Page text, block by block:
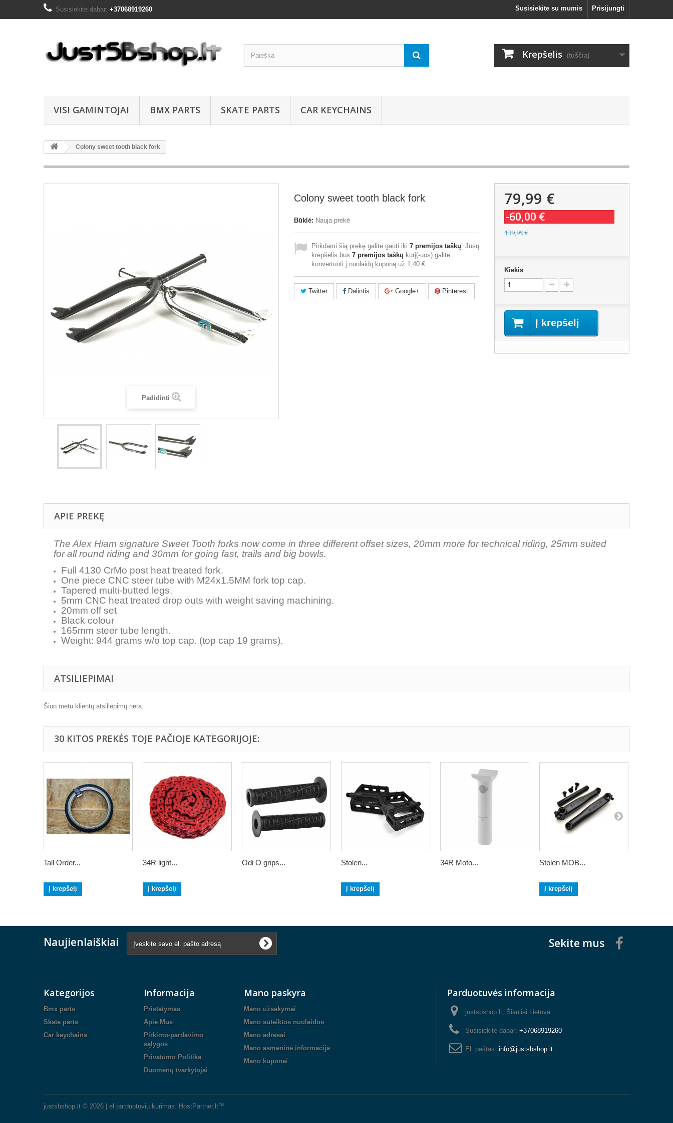
Prisijungti
Susisiekite su mumis
Susisiekite dabar: +37068919260
Krepšelis (tuščia)
VISI GAMINTOJAI BMX PARTS SKATE PARTS CAR KEYCHAINS
Colony sweet tooth black fork
Padidinti
Colony sweet tooth black fork
Būklė: Nauja prekė
Pirkdami šią prekę galite gauti iki 7 premijos taškų. Jūsų
krepšelis bus 7 premijos taškų kurį(-uos) galite
konvertuoti į nuolaidų kuponą už 1,40 €.
Twitter Dalintis Google+ Pinterest
79,99 €
-60,00 €
139,99 €
Kiekis
Į krepšelį
APIE PREKĘ
The Alex Hiam signature Sweet Tooth forks now come in three different offset sizes, 20mm more for technical riding, 25mm suited
for all round riding and 30mm for going fast, trails and big bowls.
Full 4130 CrMo post heat treated fork.
One piece CNC steer tube with M24x1.5MM fork top cap.
Tapered multi-butted legs.
5mm CNC heat treated drop outs with weight saving machining.
20mm off set
Black colour
165mm steer tube length.
Weight: 944 grams w/o top cap. (top cap 19 grams).
ATSILIEPIMAI
Šiuo metu klientų atsiliepimų nėra.
30 KITOS PREKĖS TOJE PAČIOJE KATEGORIJOJE:
Tall Order...
Į krepšelį
34R light...
Į krepšelį
Odi O grips... Stolen...
Į krepšelį
34R Moto... Stolen MOB...
Į krepšelį
Naujienlaiškiai Sekite mus
Kategorijos
Bmx parts
Skate parts
Car keychains
Informacija
Pristatymas
Apie Mus
Pirkimo-pardavimo
sąlygos
Privatumo Politika
Duomenų tvarkytojai
justsbshop.lt © 2026 el parduotuviu kurimas: HostPartner.lt™
Mano paskyra
Mano užsakymai
Mano suteiktos nuolaidos
Mano adresai
Mano asmeninė informacija
Mano kuponai
Parduotuvės informacija
justsbshop.lt, Šiauliai Lietuva
Susisiekite dabar: +37068919260
El. paštas: info@justsbshop.lt